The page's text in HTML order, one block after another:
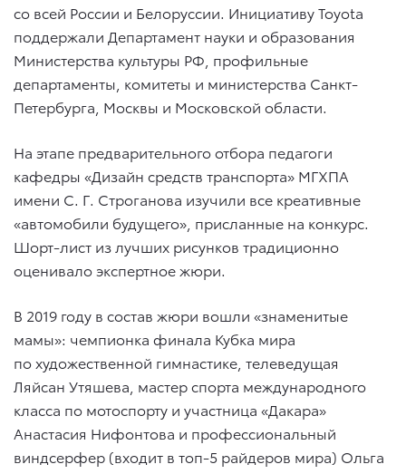
со всей России и Белоруссии. Инициативу Toyota
поддержали Департамент науки и образования
Министерства культуры РФ, профильные
департаменты, комитеты и министерства Санкт-
Петербурга, Москвы и Московской области.
На этапе предварительного отбора педагоги
кафедры «Дизайн средств транспорта» МГХПА
имени С. Г. Строганова изучили все креативные
«автомобили будущего», присланные на конкурс.
Шорт-лист из лучших рисунков традиционно
оценивало экспертное жюри.
В 2019 году в состав жюри вошли «знаменитые
мамы»: чемпионка финала Кубка мира
по художественной гимнастике, телеведущая
Ляйсан Утяшева, мастер спорта международного
класса по мотоспорту и участница «Дакара»
Анастасия Нифонтова и профессиональный
виндсерфер (входит в топ-5 райдеров мира) Ольга